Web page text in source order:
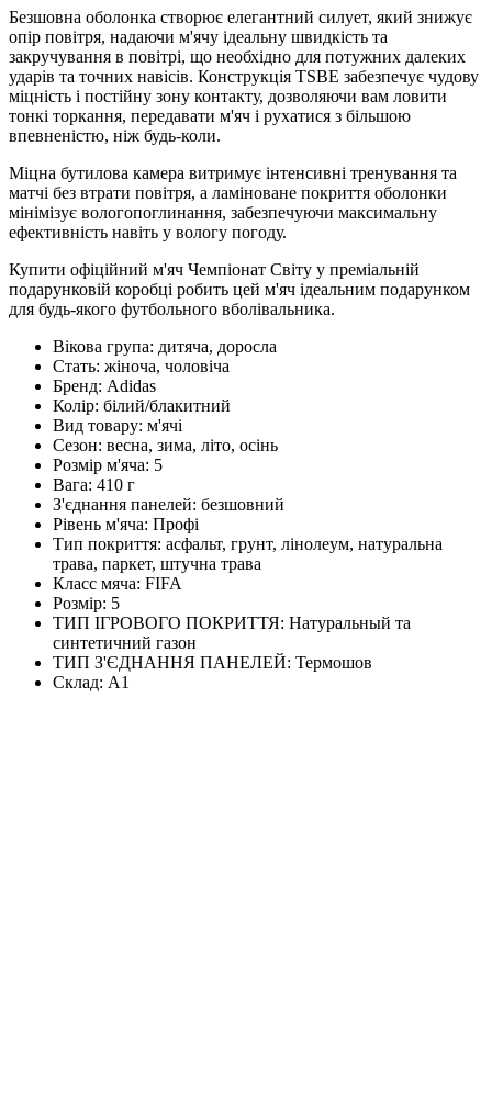
Безшовна оболонка створює елегантний силует, який знижує
опір повітря, надаючи м'ячу ідеальну швидкість та
закручування в повітрі, що необхідно для потужних далеких
ударів та точних навісів. Конструкція TSBE забезпечує чудову
міцність і постійну зону контакту, дозволяючи вам ловити
тонкі торкання, передавати м'яч і рухатися з більшою
впевненістю, ніж будь-коли.
Міцна бутилова камера витримує інтенсивні тренування та
матчі без втрати повітря, а ламіноване покриття оболонки
мінімізує вологопоглинання, забезпечуючи максимальну
ефективність навіть у вологу погоду.
Купити офіційний м'яч Чемпіонат Світу у преміальній
подарунковій коробці робить цей м'яч ідеальним подарунком
для будь-якого футбольного вболівальника.
Вікова група: дитяча, доросла
Стать: жіноча, чоловіча
Бренд: Adidas
Колір: білий/блакитний
Вид товару: м'ячі
Сезон: весна, зима, літо, осінь
Розмір м'яча: 5
Вага: 410 г
З'єднання панелей: безшовний
Рівень м'яча: Профі
Тип покриття: асфальт, грунт, лінолеум, натуральна
трава, паркет, штучна трава
Класс мяча: FIFA
Розмір: 5
ТИП ІГРОВОГО ПОКРИТТЯ: Натуральный та
синтетичний газон
ТИП З'ЄДНАННЯ ПАНЕЛЕЙ: Термошов
Склад: А1